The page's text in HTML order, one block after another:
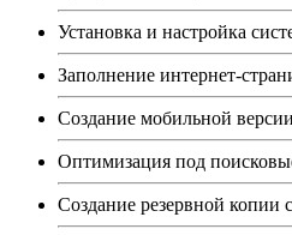
Установка и настройка
Заполнение интернет-
Создание мобильной
Оптимизация под
Создание резервной копии